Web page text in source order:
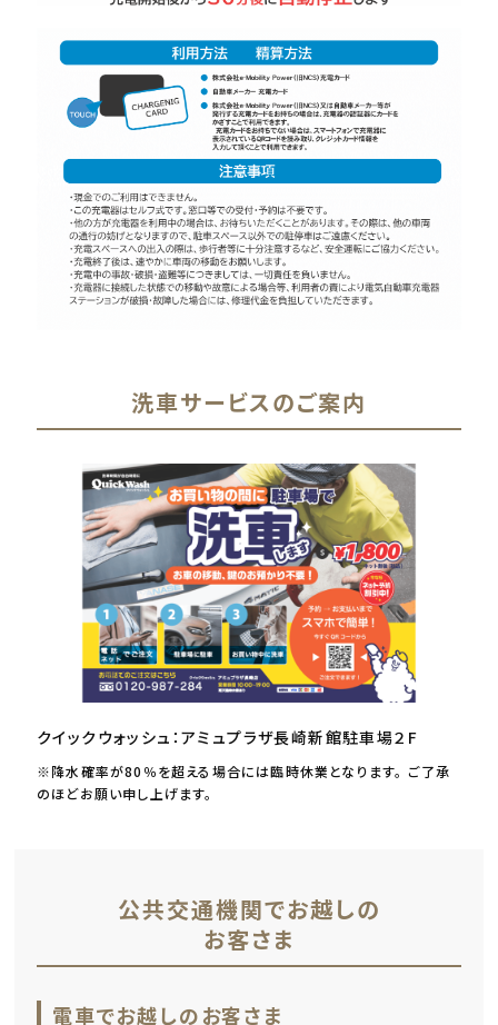
洗車サービスのご案内
クイックウォッシュ：アミュプラザ長崎新館駐車場２F
※降水確率が80％を超える場合には臨時休業となります。 ご了承
のほどお願い申し上げます。
公共交通機関でお越しの
お客さま
電車でお越しのお客さま